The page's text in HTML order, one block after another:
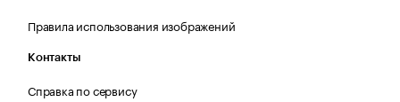
Правила использования изображений
Контакты
Справка по сервису